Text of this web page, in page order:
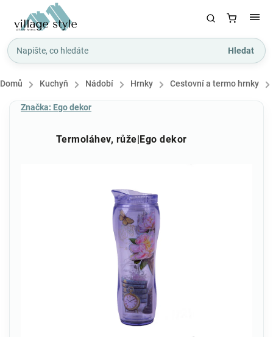
Hledat
Domů / Kuchyň / Nádobí / Hrnky / Cestovní a termo hrnky /
Termoláhev, růže|Ego dekor
Značka: Ego dekor